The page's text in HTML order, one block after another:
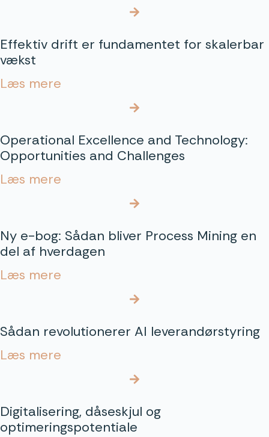
Effektiv drift er fundamentet for skalerbar
vækst
Læs mere
Operational Excellence and Technology:
Opportunities and Challenges
Læs mere
Ny e-bog: Sådan bliver Process Mining en
del af hverdagen
Læs mere
Sådan revolutionerer AI leverandørstyring
Læs mere
Digitalisering, dåseskjul og
optimeringspotentiale